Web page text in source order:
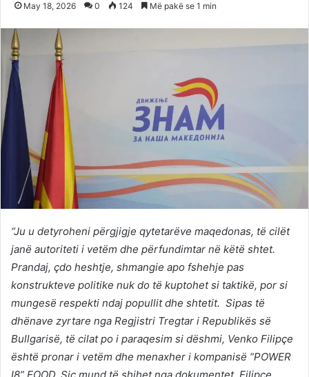
May 18, 2026 0 124 Më pakë se 1 min
“Ju u detyroheni përgjigje qytetarëve maqedonas, të cilët
janë autoriteti i vetëm dhe përfundimtar në këtë shtet.
Prandaj, çdo heshtje, shmangie apo fshehje pas
konstrukteve politike nuk do të kuptohet si taktikë, por si
mungesë respekti ndaj popullit dhe shtetit. Sipas të
dhënave zyrtare nga Regjistri Tregtar i Republikës së
Bullgarisë, të cilat po i paraqesim si dëshmi, Venko Filipçe
është pronar i vetëm dhe menaxher i kompanisë “POWER